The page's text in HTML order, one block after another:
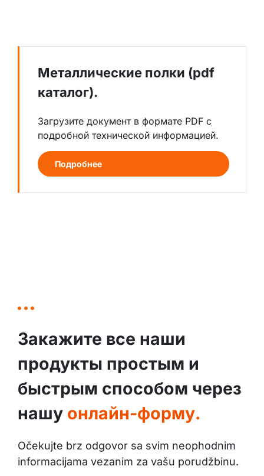
Металлические полки (pdf
каталог).
Загрузите документ в формате PDF с
подробной технической информацией.
Подробнее
Закажите все наши
продукты простым и
быстрым способом через
нашу онлайн-форму.
Očekujte brz odgovor sa svim neophodnim
informacijama vezanim za vašu porudžbinu.